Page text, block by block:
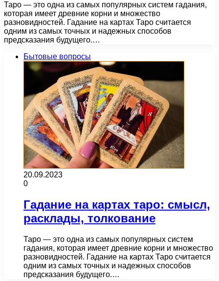
Таро — это одна из самых популярных систем гадания,
которая имеет древние корни и множество
разновидностей. Гадание на картах Таро считается
одним из самых точных и надежных способов
предсказания будущего.…
Бытовые вопросы
20.09.2023
0
Гадание на картах таро: смысл,
расклады, толкование
Таро — это одна из самых популярных систем
гадания, которая имеет древние корни и множество
разновидностей. Гадание на картах Таро считается
одним из самых точных и надежных способов
предсказания будущего.…